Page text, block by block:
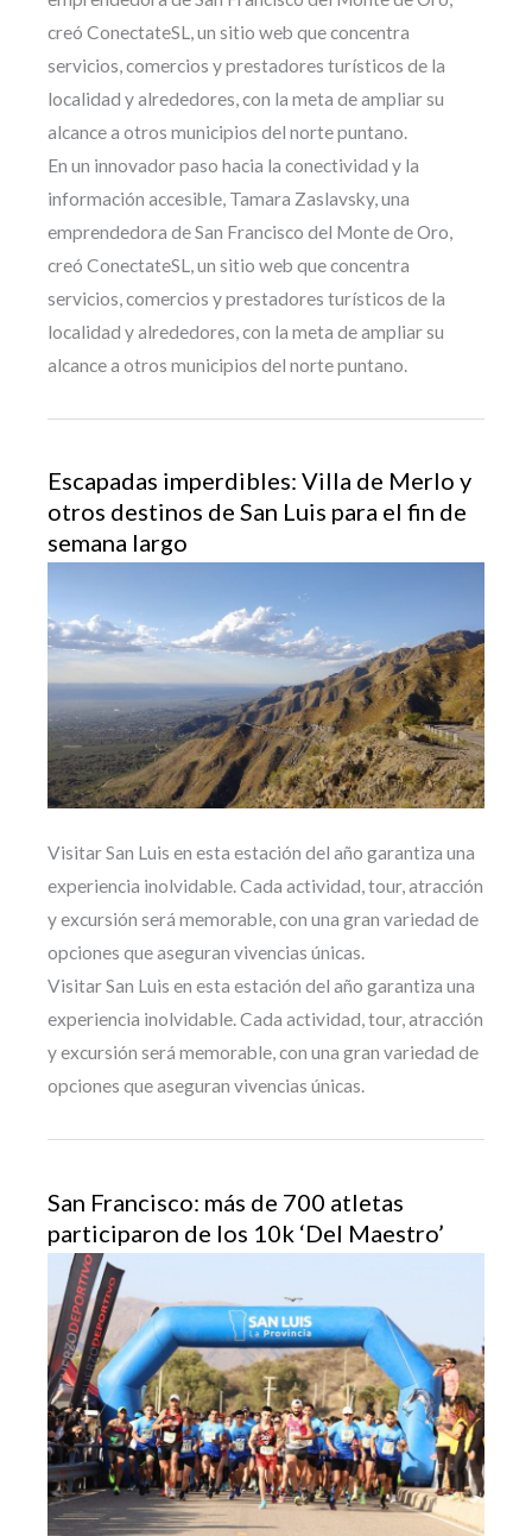
creó ConectateSL, un sitio web que concentra
servicios, comercios y prestadores turísticos de la
localidad y alrededores, con la meta de ampliar su
alcance a otros municipios del norte puntano.
En un innovador paso hacia la conectividad y la
información accesible, Tamara Zaslavsky, una
emprendedora de San Francisco del Monte de Oro,
creó ConectateSL, un sitio web que concentra
servicios, comercios y prestadores turísticos de la
localidad y alrededores, con la meta de ampliar su
alcance a otros municipios del norte puntano.
Escapadas imperdibles: Villa de Merlo y
otros destinos de San Luis para el fin de
semana largo
Visitar San Luis en esta estación del año garantiza una
experiencia inolvidable. Cada actividad, tour, atracción
y excursión será memorable, con una gran variedad de
opciones que aseguran vivencias únicas.
Visitar San Luis en esta estación del año garantiza una
experiencia inolvidable. Cada actividad, tour, atracción
y excursión será memorable, con una gran variedad de
opciones que aseguran vivencias únicas.
San Francisco: más de 700 atletas
participaron de los 10k ‘Del Maestro’